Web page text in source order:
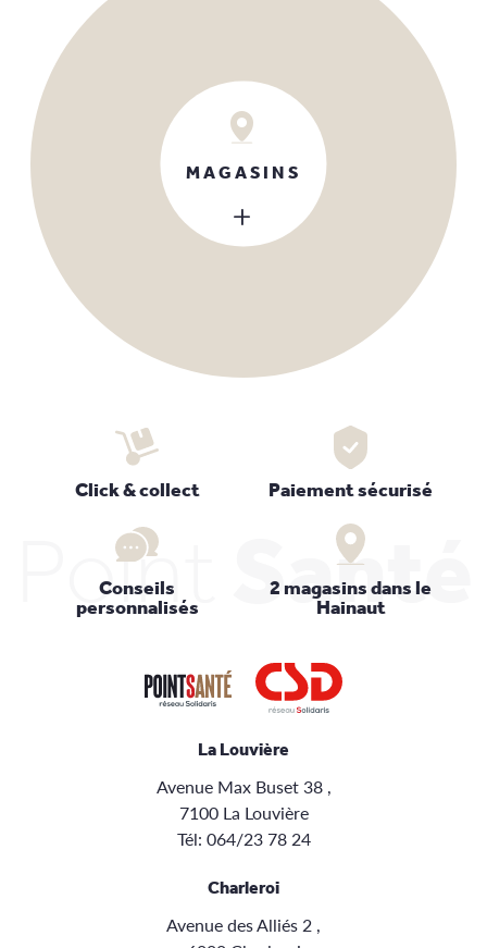
MAGASINS
Point Santé
Click & collect Paiement sécurisé
Conseils
personnalisés
2 magasins dans le
Hainaut
La Louvière
Avenue Max Buset 38 ,
7100 La Louvière
Tél: 064/23 78 24
Charleroi
Avenue des Alliés 2 ,